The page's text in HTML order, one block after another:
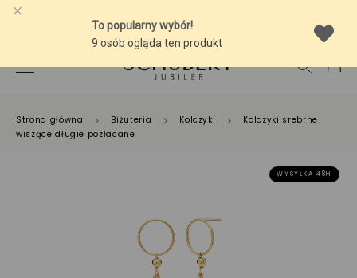
Strona główna Biżuteria Kolczyki
Kolczyki srebrne
wiszące długie pozłacane
WYSYŁKA 48H